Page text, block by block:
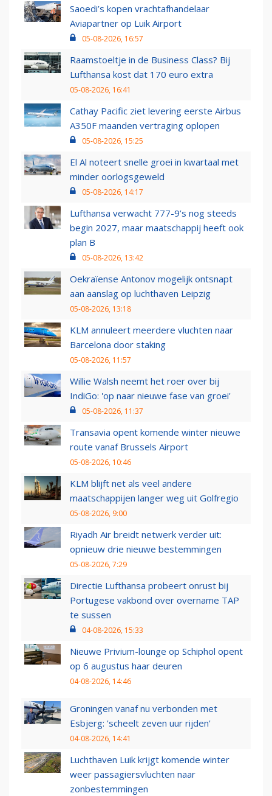
Saoedi’s kopen vrachtafhandelaar
Aviapartner op Luik Airport
05-08-2026, 16:57
Raamstoeltje in de Business Class? Bij
Lufthansa kost dat 170 euro extra
05-08-2026, 16:41
Cathay Pacific ziet levering eerste Airbus
A350F maanden vertraging oplopen
05-08-2026, 15:25
El Al noteert snelle groei in kwartaal met
minder oorlogsgeweld
05-08-2026, 14:17
Lufthansa verwacht 777-9’s nog steeds
begin 2027, maar maatschappij heeft ook
plan B
05-08-2026, 13:42
Oekraïense Antonov mogelijk ontsnapt
aan aanslag op luchthaven Leipzig
05-08-2026, 13:18
KLM annuleert meerdere vluchten naar
Barcelona door staking
05-08-2026, 11:57
Willie Walsh neemt het roer over bij
IndiGo: 'op naar nieuwe fase van groei'
05-08-2026, 11:37
Transavia opent komende winter nieuwe
route vanaf Brussels Airport
05-08-2026, 10:46
KLM blijft net als veel andere
maatschappijen langer weg uit Golfregio
05-08-2026, 9:00
Riyadh Air breidt netwerk verder uit:
opnieuw drie nieuwe bestemmingen
05-08-2026, 7:29
Directie Lufthansa probeert onrust bij
Portugese vakbond over overname TAP
te sussen
04-08-2026, 15:33
Nieuwe Privium-lounge op Schiphol opent
op 6 augustus haar deuren
04-08-2026, 14:46
Groningen vanaf nu verbonden met
Esbjerg: 'scheelt zeven uur rijden'
04-08-2026, 14:41
Luchthaven Luik krijgt komende winter
weer passagiersvluchten naar
zonbestemmingen